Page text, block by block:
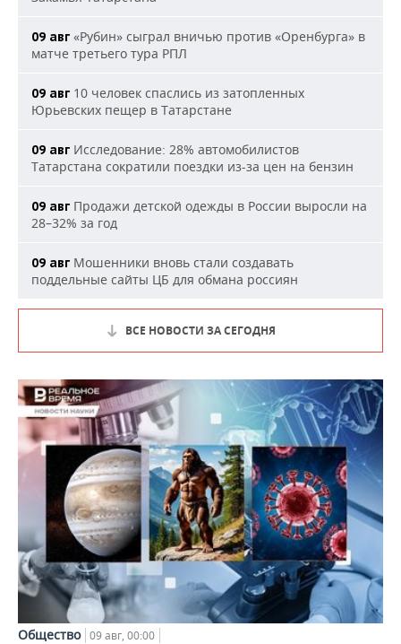
09 авг «Рубин» сыграл вничью против «Оренбурга» в
матче третьего тура РПЛ
09 авг 10 человек спаслись из затопленных
Юрьевских пещер в Татарстане
09 авг Исследование: 28% автомобилистов
Татарстана сократили поездки из-за цен на бензин
09 авг Продажи детской одежды в России выросли на
28–32% за год
09 авг Мошенники вновь стали создавать
поддельные сайты ЦБ для обмана россиян
ВСЕ НОВОСТИ ЗА СЕГОДНЯ
Общество 09 авг, 00:00